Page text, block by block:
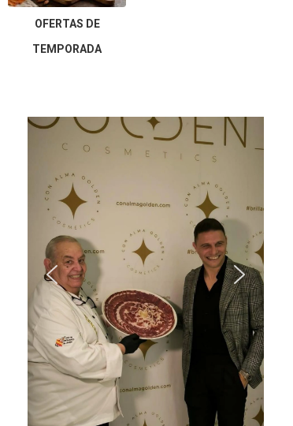
OFERTAS DE
TEMPORADA